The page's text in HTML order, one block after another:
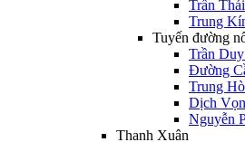
Trần
Trung
Tuyến đường
Trần
Đường
Trung
Dịch
Nguyễn
Thanh Xuân